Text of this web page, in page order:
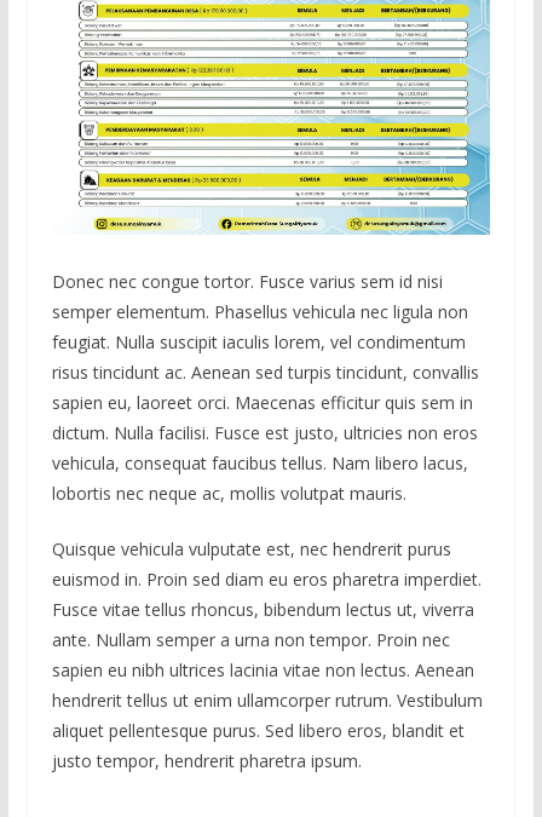
Donec nec congue tortor. Fusce varius sem id nisi
semper elementum. Phasellus vehicula nec ligula non
feugiat. Nulla suscipit iaculis lorem, vel condimentum
risus tincidunt ac. Aenean sed turpis tincidunt, convallis
sapien eu, laoreet orci. Maecenas efficitur quis sem in
dictum. Nulla facilisi. Fusce est justo, ultricies non eros
vehicula, consequat faucibus tellus. Nam libero lacus,
lobortis nec neque ac, mollis volutpat mauris.
Quisque vehicula vulputate est, nec hendrerit purus
euismod in. Proin sed diam eu eros pharetra imperdiet.
Fusce vitae tellus rhoncus, bibendum lectus ut, viverra
ante. Nullam semper a urna non tempor. Proin nec
sapien eu nibh ultrices lacinia vitae non lectus. Aenean
hendrerit tellus ut enim ullamcorper rutrum. Vestibulum
aliquet pellentesque purus. Sed libero eros, blandit et
justo tempor, hendrerit pharetra ipsum.